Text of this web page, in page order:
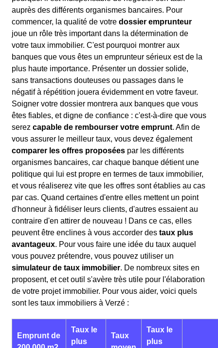
auprès des différents organismes bancaires. Pour
commencer, la qualité de votre dossier emprunteur
joue un rôle très important dans la détermination de
votre taux immobilier. C'est pourquoi montrer aux
banques que vous êtes un emprunteur sérieux est de la
plus haute importance. Présenter un dossier solide,
sans transactions douteuses ou passages dans le
négatif à répétition jouera évidemment en votre faveur.
Soigner votre dossier montrera aux banques que vous
êtes fiables, et digne de confiance : c'est-à-dire que vous
serez capable de rembourser votre emprunt. Afin de
vous assurer le meilleur taux, vous devez également
comparer les offres proposées par les différents
organismes bancaires, car chaque banque détient une
politique qui lui est propre en termes de taux immobilier,
et vous réaliserez vite que les offres sont établies au cas
par cas. Quand certaines d'entre elles mettent un point
d'honneur à fidéliser leurs clients, d'autres essaient au
contraire d'en attirer de nouveau ! Dans ce cas, elles
peuvent être enclines à vous accorder des taux plus
avantageux. Pour vous faire une idée du taux auquel
vous pouvez prétendre, vous pouvez utiliser un
simulateur de taux immobilier. De nombreux sites en
proposent, et cet outil s'avère très utile pour l'élaboration
de votre projet immobilier. Pour vous aider, voici quels
sont les taux immobiliers à Verzé :
Emprunt de
Taux le
plus
Taux
Taux le
plus